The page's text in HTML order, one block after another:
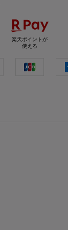
楽天ポイントが
使える